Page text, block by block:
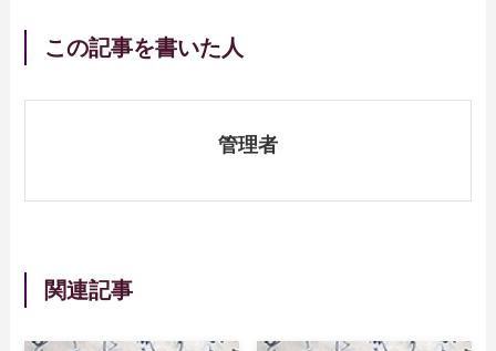
この記事を書いた人
管理者
関連記事